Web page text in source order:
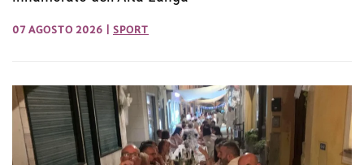
07 AGOSTO 2026 SPORT